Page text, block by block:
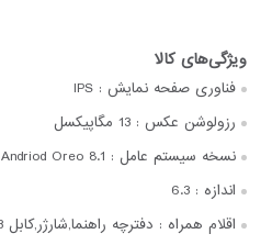
فناوری صفحه‌ نمایش : IPS
رزولوشن عکس : 13 مگاپیکسل
نسخه سیستم عامل : Andriod Oreo 8.1
اندازه : 6.3
اقلام همراه : دفترچه‌ راهنما,شارژر,کابل USB,